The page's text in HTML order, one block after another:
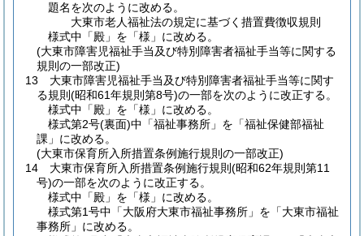
題名を次のように改める。
大東市老人福祉法の規定に基づく措置費徴収規則
様式中「殿」を「様」に改める。
(大東市障害児福祉手当及び特別障害者福祉手当等に関する
規則の一部改正)
13
大東市障害児福祉手当及び特別障害者福祉手当等に関す
る規則 (昭和61年規則第8号)の一部を次のように改正する。
様式中「殿」を「様」に改める。
様式第2号(裏面)中「福祉事務所」を「福祉保健部福祉
課」に改める。
(大東市保育所入所措置条例施行規則の一部改正)
14
大東市保育所入所措置条例施行規則 (昭和62年規則第11
号)の一部を次のように改正する。
様式中「殿」を「様」に改める。
様式第1号中「大阪府大東市福祉事務所」を「大東市福祉
事務所」に改める。